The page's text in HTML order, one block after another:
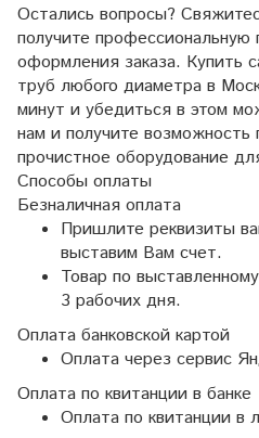
Остались вопросы?
получите
оформления заказа. Купить
труб любого диаметра в
минут и убедиться в этом
нам и получите возможность
прочистное оборудование
Способы оплаты
Безналичная оплата
Пришлите реквизиты
выставим Вам счет.
Товар по
3 рабочих дня.
Оплата банковской картой
Оплата через сервис
Оплата по квитанции в банке
Оплата по квитанции в